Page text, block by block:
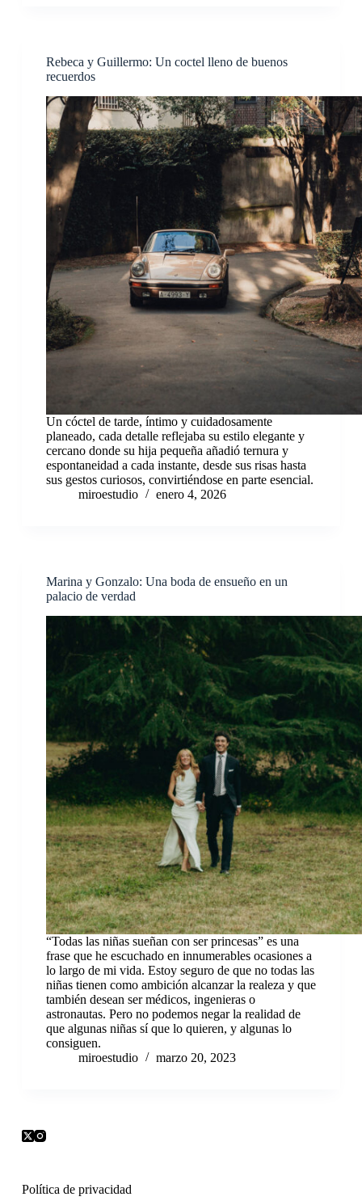
Rebeca y Guillermo: Un coctel lleno de buenos
recuerdos
Un cóctel de tarde, íntimo y cuidadosamente
planeado, cada detalle reflejaba su estilo elegante y
cercano donde su hija pequeña añadió ternura y
espontaneidad a cada instante, desde sus risas hasta
sus gestos curiosos, convirtiéndose en parte esencial.
miroestudio
enero 4, 2026
Marina y Gonzalo: Una boda de ensueño en un
palacio de verdad
“Todas las niñas sueñan con ser princesas” es una
frase que he escuchado en innumerables ocasiones a
lo largo de mi vida. Estoy seguro de que no todas las
niñas tienen como ambición alcanzar la realeza y que
también desean ser médicos, ingenieras o
astronautas. Pero no podemos negar la realidad de
que algunas niñas sí que lo quieren, y algunas lo
consiguen.
miroestudio
marzo 20, 2023
Política de privacidad